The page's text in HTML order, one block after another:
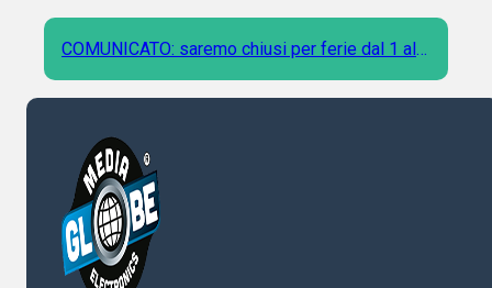
COMUNICATO: saremo chiusi per ferie dal 1 al 9
Agosto